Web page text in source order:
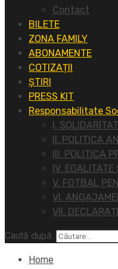
Contact
BILETE
ZONA FAMILY
ABONAMENTE
COTIZAȚII
ȘTIRI
PRESS KIT
Responsabilitate
I.
II. POLITICA
III. POLITICA
IV.
V. FOTBAL
VI.
VII.
Caută după:
Home